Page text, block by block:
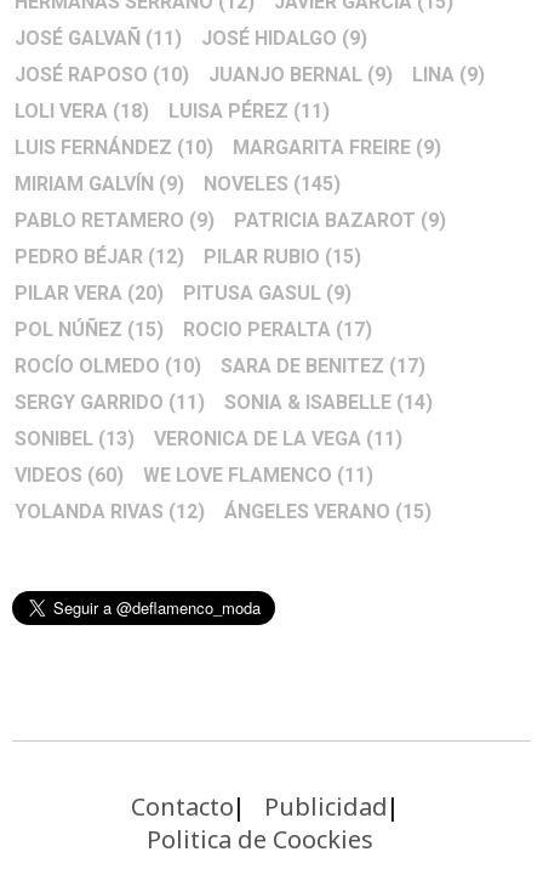
JOSÉ GALVAÑ (11) JOSÉ HIDALGO (9)
JOSÉ RAPOSO (10) JUANJO BERNAL (9) LINA (9)
LOLI VERA (18) LUISA PÉREZ (11)
LUIS FERNÁNDEZ (10) MARGARITA FREIRE (9)
MIRIAM GALVÍN (9) NOVELES (145)
PABLO RETAMERO (9) PATRICIA BAZAROT (9)
PEDRO BÉJAR (12) PILAR RUBIO (15)
PILAR VERA (20) PITUSA GASUL (9)
POL NÚÑEZ (15) ROCIO PERALTA (17)
ROCÍO OLMEDO (10) SARA DE BENITEZ (17)
SERGY GARRIDO (11) SONIA & ISABELLE (14)
SONIBEL (13) VERONICA DE LA VEGA (11)
VIDEOS (60) WE LOVE FLAMENCO (11)
YOLANDA RIVAS (12) ÁNGELES VERANO (15)
Contacto
Publicidad
Politica de Coockies